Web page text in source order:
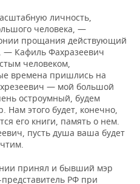
личность,
человека, —
прощания действующий
— Кафиль Фахразеевич
человеком,
времена пришлись на
— мой большой
остроумный, будем
Нам этого будет, конечно,
его книги, память о нем.
пусть душа ваша будет
принял и бывший мэр
РФ при